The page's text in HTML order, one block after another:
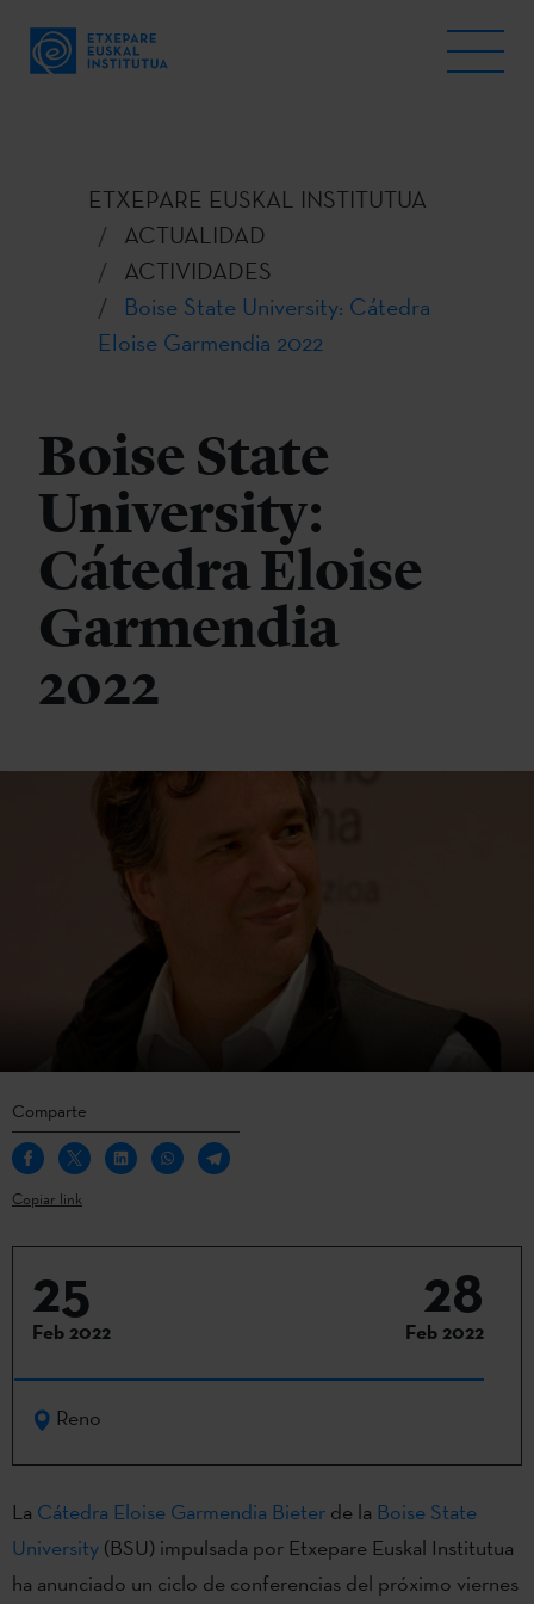
ETXEPARE EUSKAL INSTITUTUA
ACTUALIDAD
ACTIVIDADES
Boise State University: Cátedra
Eloise Garmendia 2022
Boise State
University:
Cátedra Eloise
Garmendia
2022
Comparte
Copiar link
25
Feb 2022
28
Feb 2022
Reno
La Cátedra Eloise Garmendia Bieter de la Boise State
University (BSU) impulsada por Etxepare Euskal Institutua
ha anunciado un ciclo de conferencias del próximo viernes